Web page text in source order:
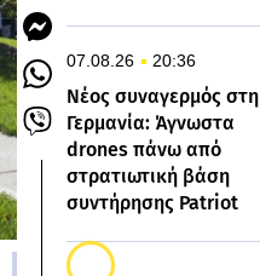
07.08.26 20:36
Νέος συναγερμός στη
Γερμανία: Άγνωστα
drones πάνω από
στρατιωτική βάση
συντήρησης Patriot